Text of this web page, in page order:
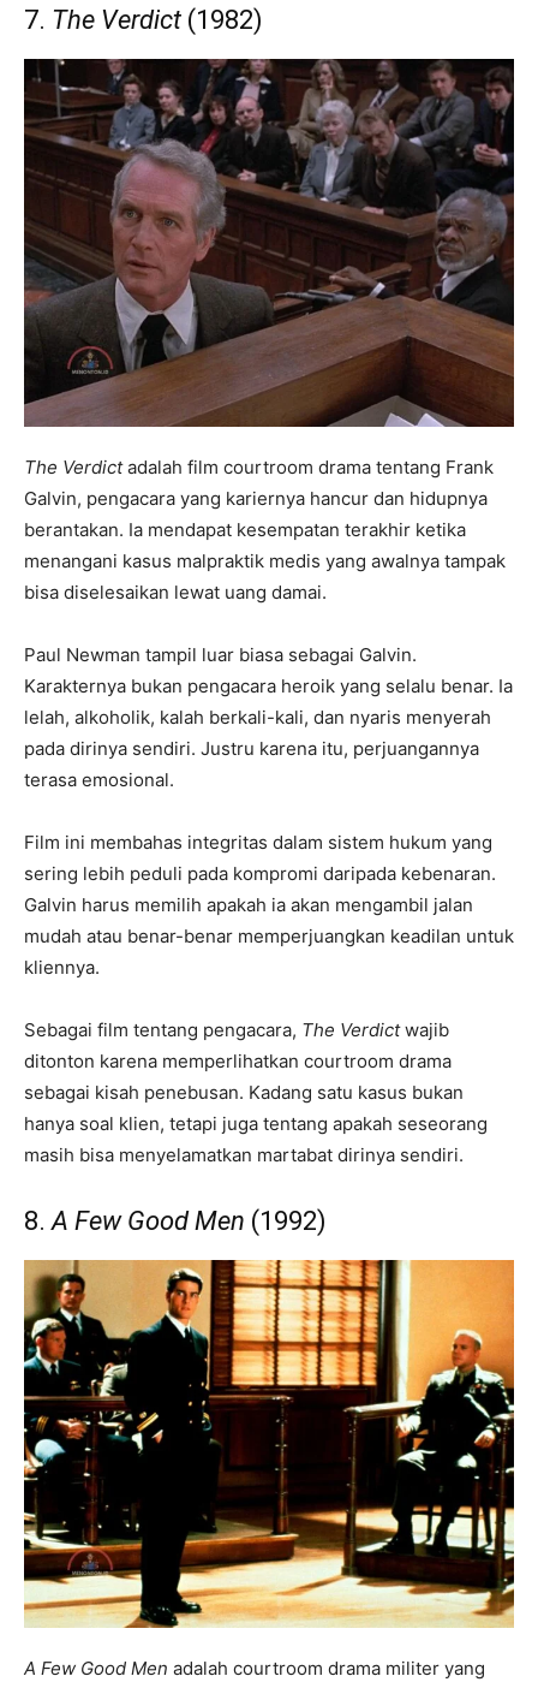
7. The Verdict (1982)
The Verdictadalah film courtroom drama tentang Frank
Galvin, pengacara yang kariernya hancur dan hidupnya
berantakan. Ia mendapat kesempatan terakhir ketika
menangani kasus malpraktik medis yang awalnya tampak
bisa diselesaikan lewat uang damai.
Paul Newman tampil luar biasa sebagai Galvin.
Karakternya bukan pengacara heroik yang selalu benar. Ia
lelah, alkoholik, kalah berkali-kali, dan nyaris menyerah
pada dirinya sendiri. Justru karena itu, perjuangannya
terasa emosional.
Film ini membahas integritas dalam sistem hukum yang
sering lebih peduli pada kompromi daripada kebenaran.
Galvin harus memilih apakah ia akan mengambil jalan
mudah atau benar-benar memperjuangkan keadilan untuk
kliennya.
Sebagai film tentang pengacara, The Verdictwajib
ditonton karena memperlihatkan courtroom drama
sebagai kisah penebusan. Kadang satu kasus bukan
hanya soal klien, tetapi juga tentang apakah seseorang
masih bisa menyelamatkan martabat dirinya sendiri.
8.A Few Good Men (1992)
A Few Good Men adalah courtroom drama militer yang